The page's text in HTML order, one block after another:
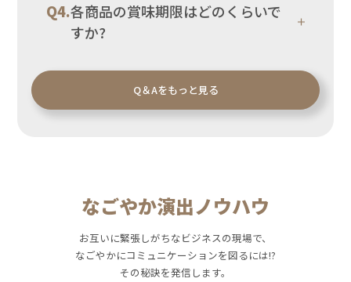
各商品の賞味期限はどのくらいで
すか?
Q＆Aをもっと見る
なごやか演出ノウハウ
お互いに緊張しがちなビジネスの現場で、
なごやかにコミュニケーションを図るには!?
その秘訣を発信します。